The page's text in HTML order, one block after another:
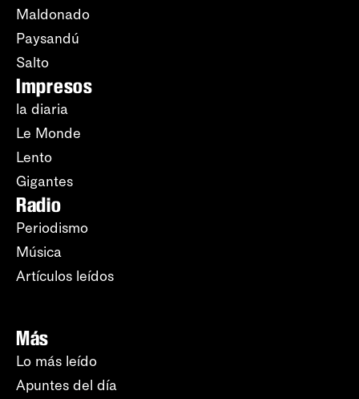
Maldonado
Paysandú
Salto
Impresos
la diaria
Le Monde
Lento
Gigantes
Radio
Periodismo
Música
Artículos leídos
Más
Lo más leído
Apuntes del día